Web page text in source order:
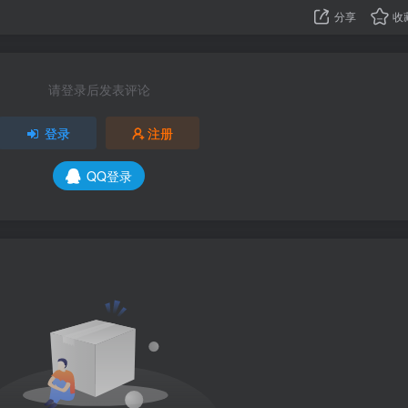
分享 收
请登录后发表评论
登录 注册
QQ登录